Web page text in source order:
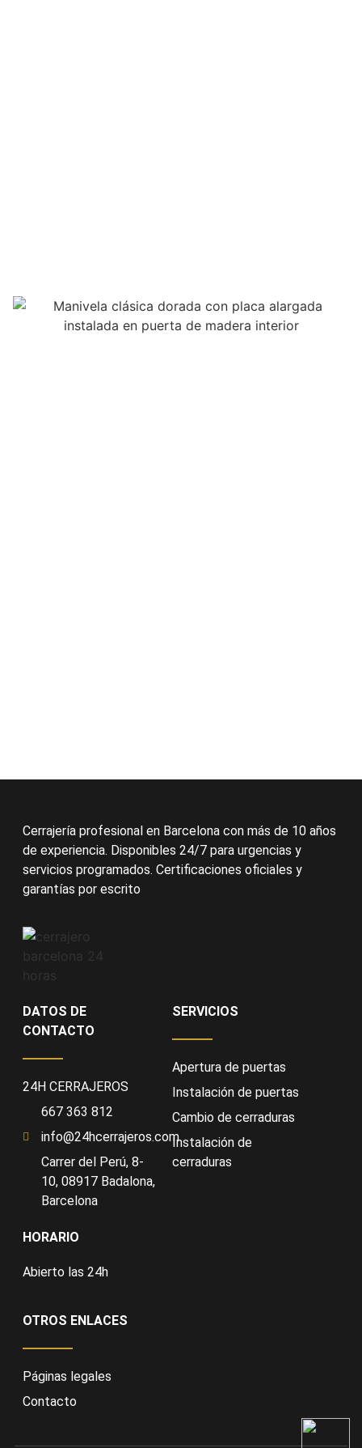
Cerrajería profesional en Barcelona con más de 10 años
de experiencia. Disponibles 24/7 para urgencias y
servicios programados. Certificaciones oficiales y
garantías por escrito
DATOS DE
CONTACTO
24H CERRAJEROS
667 363 812
info@24hcerrajeros.com
Carrer del Perú, 8-
10, 08917 Badalona,
Barcelona
HORARIO
Abierto las 24h
SERVICIOS
Apertura de puertas
Instalación de puertas
Cambio de cerraduras
Instalación de
cerraduras
OTROS ENLACES
Páginas legales
Contacto